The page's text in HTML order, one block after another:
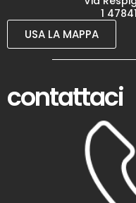
1
USA LA MAPPA
contattaci